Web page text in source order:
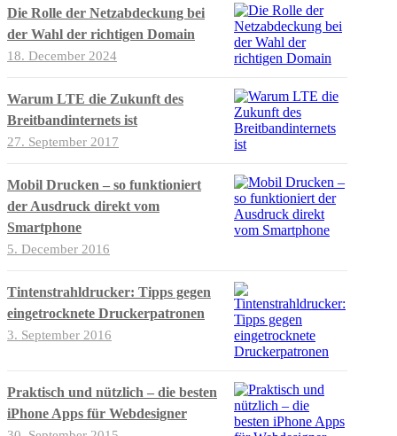
Die Rolle der Netzabdeckung bei
der Wahl der richtigen Domain
18. December 2024
Warum LTE die Zukunft des
Breitbandinternets ist
27. September 2017
Mobil Drucken – so funktioniert
der Ausdruck direkt vom
Smartphone
5. December 2016
Tintenstrahldrucker: Tipps gegen
eingetrocknete Druckerpatronen
3. September 2016
Praktisch und nützlich – die besten
iPhone Apps für Webdesigner